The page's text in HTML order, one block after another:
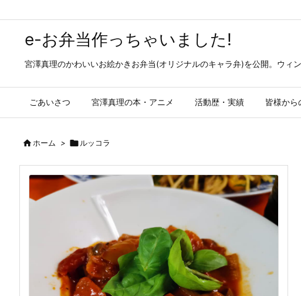
e-お弁当作っちゃいました!
宮澤真理のかわいいお絵かきお弁当(オリジナルのキャラ弁)を公開。ウィ
ごあいさつ 宮澤真理の本・アニメ 活動歴・実績 皆様から
ホーム >  ルッコラ